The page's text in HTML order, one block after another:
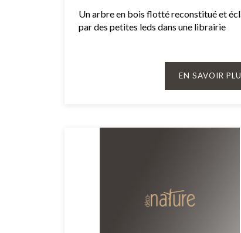
Un arbre en bois flotté reconstitué et
par des petites leds dans une librairie
EN SAVOIR